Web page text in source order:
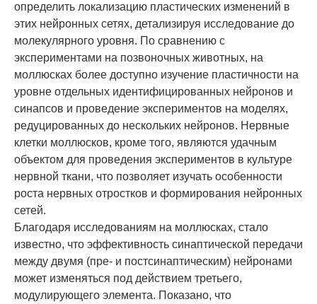
определить локализацию пластических изменений в
этих нейронных сетях, детализируя исследование до
молекулярного уровня. По сравнению с
экспериментами на позвоночных животных, на
моллюсках более доступно изучение пластичности на
уровне отдельных идентифицированных нейронов и
синапсов и проведение экспериментов на моделях,
редуцированных до нескольких нейронов. Нервные
клетки моллюсков, кроме того, являются удачным
объектом для проведения экспериментов в культуре
нервной ткани, что позволяет изучать особенности
роста нервных отростков и формирования нейронных
сетей.
Благодаря исследованиям на моллюсках, стало
известно, что эффективность синаптической передачи
между двумя (пре- и постсинаптическим) нейронами
может изменяться под действием третьего,
модулирующего элемента. Показано, что